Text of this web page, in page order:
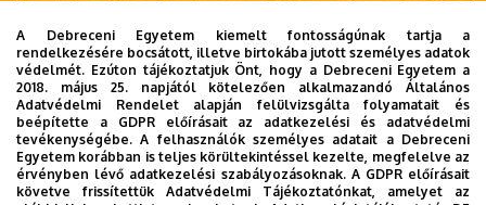
2026. augusztus 7.
Univerzum: A Debreceni Egyetem
titkos receptjei
A Debreceni Egyetem kiemelt fontosságúnak tartja a
rendelkezésére bocsátott, illetve birtokába jutott személyes adatok
védelmét. Ezúton tájékoztatjuk Önt, hogy a Debreceni Egyetem a
2018. május 25. napjától kötelezően alkalmazandó Általános
Adatvédelmi Rendelet alapján felülvizsgálta folyamatait és
beépítette a GDPR előírásait az adatkezelési és adatvédelmi
tevékenységébe. A felhasználók személyes adatait a Debreceni
Egyetem korábban is teljes körültekintéssel kezelte, megfelelve az
érvényben lévő adatkezelési szabályozásoknak. A GDPR előírásait
követve frissítettük Adatvédelmi Tájékoztatónkat, amelyet az